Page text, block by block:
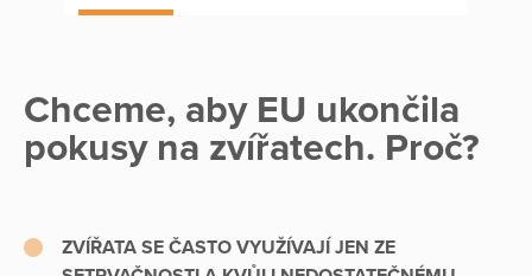
Chceme, aby EU ukončila
pokusy na zvířatech. Proč?
ZVÍŘATA SE ČASTO VYUŽÍVAJÍ JEN ZE